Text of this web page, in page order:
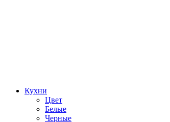
Кухни
Цвет
Белые
Черные